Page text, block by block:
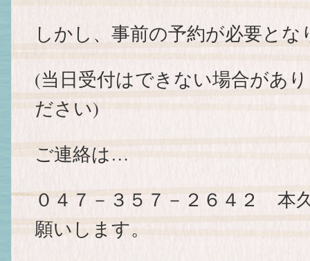
しかし、事前の予約が必要とな
(当日受付はできない場合があ
ださい)
ご連絡は…
０４７－３５７－２６４２ 本
願いします。